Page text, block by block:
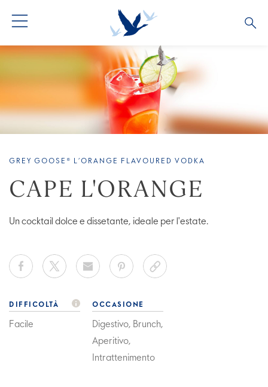
GREY GOOSE® L’ORANGE FLAVOURED VODKA
CAPE L'ORANGE
Un cocktail dolce e dissetante, ideale per l'estate.
DIFFICOLTÀ
Facile
OCCASIONE
Digestivo, Brunch,
Aperitivo,
Intrattenimento